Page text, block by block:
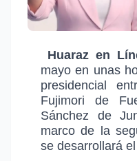
Huaraz en
mayo en unas
presidencial
Fujimori de
Sánchez de
marco de la
se desarrollará